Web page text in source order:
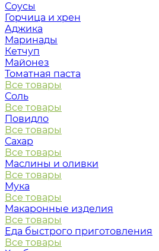
Соусы
Горчица и хрен
Аджика
Маринады
Кетчуп
Майонез
Томатная паста
Все товары
Соль
Все товары
Повидло
Все товары
Сахар
Все товары
Маслины и оливки
Все товары
Мука
Все товары
Макаронные изделия
Все товары
Еда быстрого приготовления
Все товары